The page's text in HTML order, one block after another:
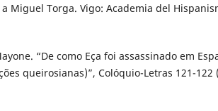
Miguel Torga. Vigo: Academia del
“De como Eça foi assassinado em
queirosianas)”, Colóquio-Letras 121-122